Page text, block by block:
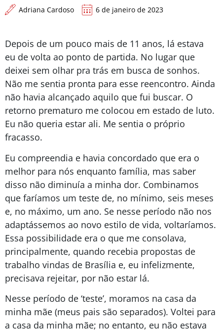
Adriana Cardoso 6 de janeiro de 2023
Depois de um pouco mais de 11 anos, lá estava
eu de volta ao ponto de partida. No lugar que
deixei sem olhar pra trás em busca de sonhos.
Não me sentia pronta para esse reencontro. Ainda
não havia alcançado aquilo que fui buscar. O
retorno prematuro me colocou em estado de luto.
Eu não queria estar ali. Me sentia o próprio
fracasso.
Eu compreendia e havia concordado que era o
melhor para nós enquanto família, mas saber
disso não diminuía a minha dor. Combinamos
que faríamos um teste de, no mínimo, seis meses
e, no máximo, um ano. Se nesse período não nos
adaptássemos ao novo estilo de vida, voltaríamos.
Essa possibilidade era o que me consolava,
principalmente, quando recebia propostas de
trabalho vindas de Brasília e, eu infelizmente,
precisava rejeitar, por não estar lá.
Nesse período de ‘teste’, moramos na casa da
minha mãe (meus pais são separados). Voltei para
a casa da minha mãe; no entanto, eu não estava